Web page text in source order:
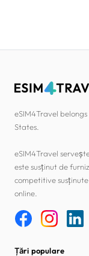
eSIM4Travel
States.
eSIM4Travel
este susținut de
competitive
online.
Țări populare